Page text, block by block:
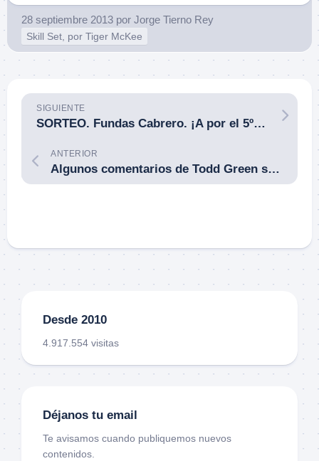
28 septiembre 2013 por Jorge Tierno Rey
Skill Set, por Tiger McKee
SIGUIENTE
SORTEO. Fundas Cabrero. ¡A por el 5º! Cinturón modelo 2017, para uso diario (5 de 12).
ANTERIOR
Algunos comentarios de Todd Green sobre la cuestión «salir de la X», o el dichoso pasito lateral que te va a salvar la vida.
Desde 2010
4.917.554 visitas
Déjanos tu email
Te avisamos cuando publiquemos nuevos
contenidos.